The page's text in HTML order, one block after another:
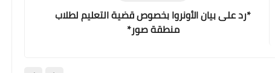
*رد على بيان الأونروا بخصوص قضية التعليم لطلاب
منطقة صور*
Www.albuss.net